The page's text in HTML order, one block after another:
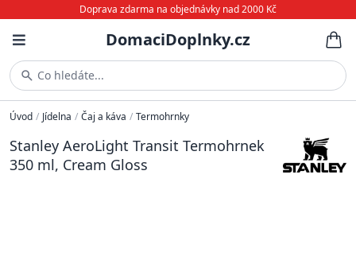
Doprava zdarma na objednávky nad 2000 Kč
DomaciDoplnky.cz
Co hledáte...
Úvod / Jídelna / Čaj a káva / Termohrnky
Stanley AeroLight Transit Termohrnek
350 ml, Cream Gloss